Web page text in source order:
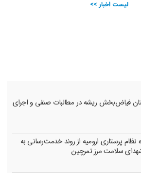
لیست اخبار >>
فیاض‌بخش ریشه در مطالبات صنفی و اجرای
پرستاری ارومیه از روند خدمت‌رسانی به
سلامت مرز تمرچین